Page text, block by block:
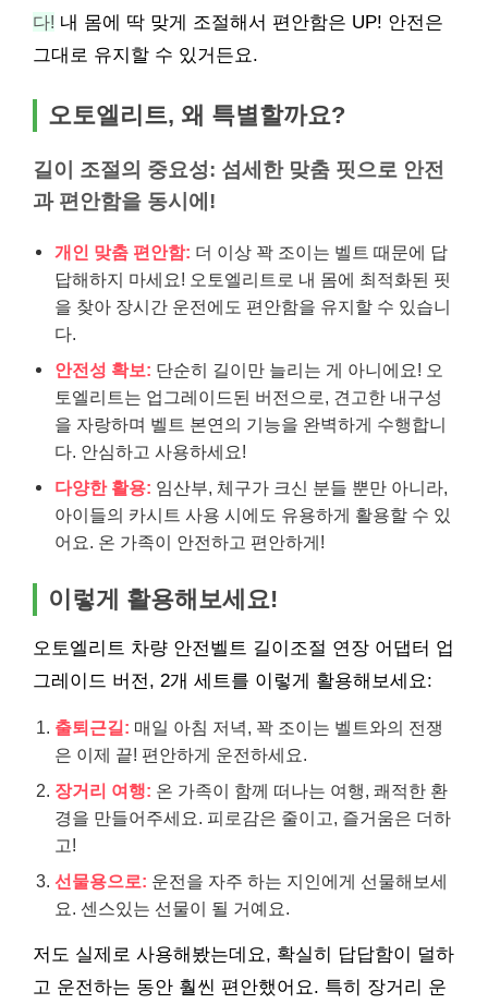
다! 내 몸에 딱 맞게 조절해서 편안함은 UP! 안전은
그대로 유지할 수 있거든요.
오토엘리트, 왜 특별할까요?
길이 조절의 중요성: 섬세한 맞춤 핏으로 안전
과 편안함을 동시에!
개인 맞춤 편안함: 더 이상 꽉 조이는 벨트 때문에 답
답해하지 마세요! 오토엘리트로 내 몸에 최적화된 핏
을 찾아 장시간 운전에도 편안함을 유지할 수 있습니
다.
안전성 확보: 단순히 길이만 늘리는 게 아니에요! 오
토엘리트는 업그레이드된 버전으로, 견고한 내구성
을 자랑하며 벨트 본연의 기능을 완벽하게 수행합니
다. 안심하고 사용하세요!
다양한 활용: 임산부, 체구가 크신 분들 뿐만 아니라,
아이들의 카시트 사용 시에도 유용하게 활용할 수 있
어요. 온 가족이 안전하고 편안하게!
이렇게 활용해보세요!
오토엘리트 차량 안전벨트 길이조절 연장 어댑터 업
그레이드 버전, 2개 세트를 이렇게 활용해보세요:
출퇴근길: 매일 아침 저녁, 꽉 조이는 벨트와의 전쟁
은 이제 끝! 편안하게 운전하세요.
장거리 여행: 온 가족이 함께 떠나는 여행, 쾌적한 환
경을 만들어주세요. 피로감은 줄이고, 즐거움은 더하
고!
선물용으로: 운전을 자주 하는 지인에게 선물해보세
요. 센스있는 선물이 될 거예요.
저도 실제로 사용해봤는데요, 확실히 답답함이 덜하
고 운전하는 동안 훨씬 편안했어요. 특히 장거리 운